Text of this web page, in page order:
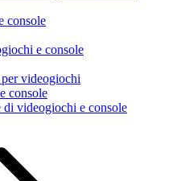
console
e console
videogiochi
console
videogiochi e console